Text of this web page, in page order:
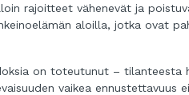
rajoitteet vähenevät ja
aloilla, jotka ovat
on toteutunut – tilanteesta
vaikea ennustettavuus